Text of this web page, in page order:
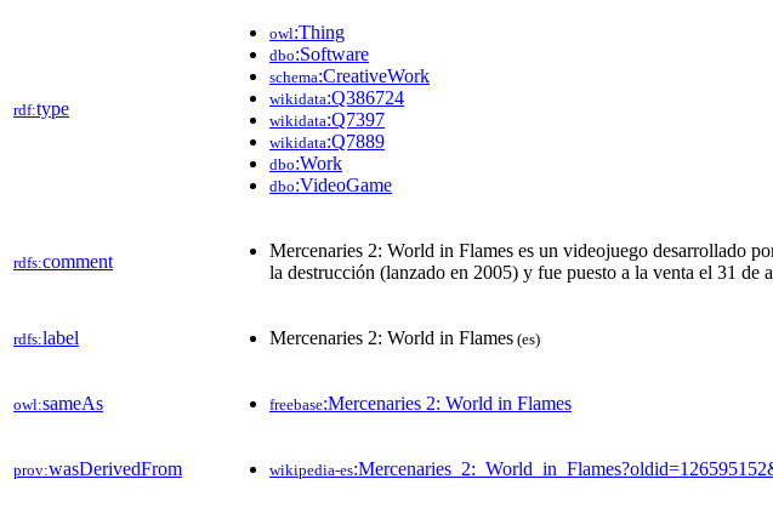
rdf:type
owl:Thing
dbo:Software
schema:CreativeWork
wikidata:Q386724
wikidata:Q7397
wikidata:Q7889
dbo:Work
dbo:VideoGame
rdfs:comment
Mercenaries 2: World in Flames es un videojuego desarrollado
la destrucción (lanzado en 2005) y fue puesto a la venta el 31
rdfs:label Mercenaries 2: World in Flames (es)
owl:sameAs freebase:Mercenaries 2: World in Flames
prov:wasDerivedFrom wikipedia-es